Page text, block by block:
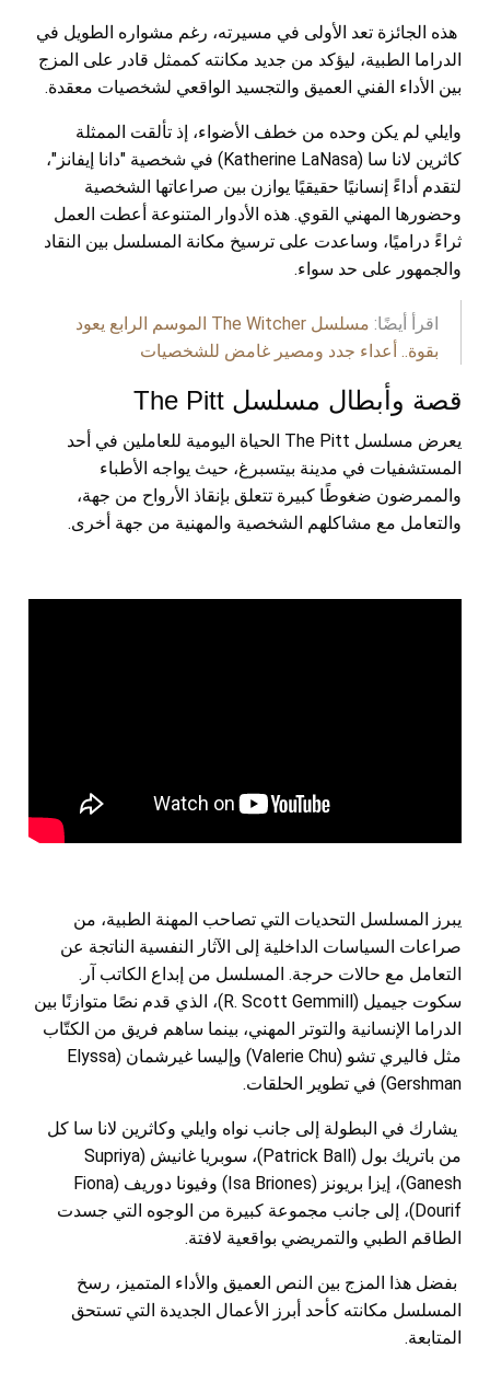
هذه الجائزة تعد الأولى في مسيرته، رغم مشواره الطويل في
الدراما الطبية، ليؤكد من جديد مكانته كممثل قادر على المزج
بين الأداء الفني العميق والتجسيد الواقعي لشخصيات معقدة.
وايلي لم يكن وحده من خطف الأضواء، إذ تألقت الممثلة
كاثرين لانا سا (Katherine LaNasa) في شخصية "دانا إيفانز"،
لتقدم أداءً إنسانيًا حقيقيًا يوازن بين صراعاتها الشخصية
وحضورها المهني القوي. هذه الأدوار المتنوعة أعطت العمل
ثراءً دراميًا، وساعدت على ترسيخ مكانة المسلسل بين النقاد
والجمهور على حد سواء.
اقرأ أيضًا:
مسلسل The Witcher الموسم الرابع يعود
بقوة.. أعداء جدد ومصير غامض للشخصيات
قصة وأبطال مسلسل The Pitt
يعرض مسلسل The Pitt الحياة اليومية للعاملين في أحد
المستشفيات في مدينة بيتسبرغ، حيث يواجه الأطباء
والممرضون ضغوطًا كبيرة تتعلق بإنقاذ الأرواح من جهة،
والتعامل مع مشاكلهم الشخصية والمهنية من جهة أخرى.
يبرز المسلسل التحديات التي تصاحب المهنة الطبية، من
صراعات السياسات الداخلية إلى الآثار النفسية الناتجة عن
التعامل مع حالات حرجة. المسلسل من إبداع الكاتب آر.
سكوت جيميل (R. Scott Gemmill)، الذي قدم نصًا متوازنًا بين
الدراما الإنسانية والتوتر المهني، بينما ساهم فريق من الكتّاب
مثل فاليري تشو (Valerie Chu) وإليسا غيرشمان (Elyssa
Gershman) في تطوير الحلقات.
يشارك في البطولة إلى جانب نواه وايلي وكاثرين لانا سا كل
من باتريك بول (Patrick Ball)، سوبريا غانيش (Supriya
Ganesh)، إيزا بريونز (Isa Briones) وفيونا دوريف (Fiona
Dourif)، إلى جانب مجموعة كبيرة من الوجوه التي جسدت
الطاقم الطبي والتمريضي بواقعية لافتة.
بفضل هذا المزج بين النص العميق والأداء المتميز، رسخ
المسلسل مكانته كأحد أبرز الأعمال الجديدة التي تستحق
المتابعة.